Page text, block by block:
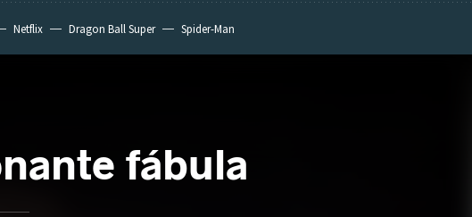
Netflix Dragon Ball Super Spider-Man
fábula